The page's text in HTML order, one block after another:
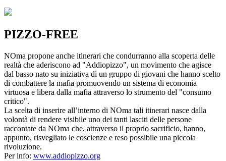
PIZZO-FREE
NOma propone anche itinerari che condurranno alla scoperta delle
realtà che aderiscono ad "Addiopizzo", un movimento che agisce
dal basso nato su iniziativa di un gruppo di giovani che hanno scelto
di combattere la mafia promuovendo un sistema di economia
virtuosa e libera dalla mafia attraverso lo strumento del "consumo
critico".
La scelta di inserire all’interno di NOma tali itinerari nasce dalla
volontà di rendere visibile uno dei tanti lasciti delle persone
raccontate da NOma che, attraverso il proprio sacrificio, hanno,
appunto, risvegliato le coscienze e reso possibile una piccola
rivoluzione.
Per info: www.addiopizzo.org